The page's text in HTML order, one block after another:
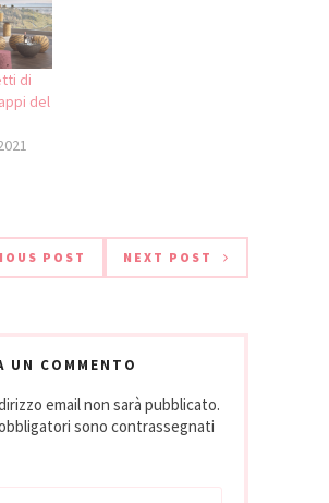
del
sua
di
del
POST NEXT POST
UN COMMENTO
email non sarà pubblicato.
sono contrassegnati